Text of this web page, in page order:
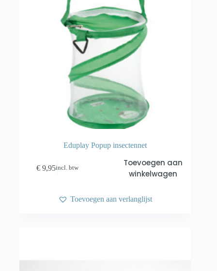
Eduplay Popup insectennet
€ 9,95incl. btw
Toevoegen aan
winkelwagen
Toevoegen aan verlanglijst